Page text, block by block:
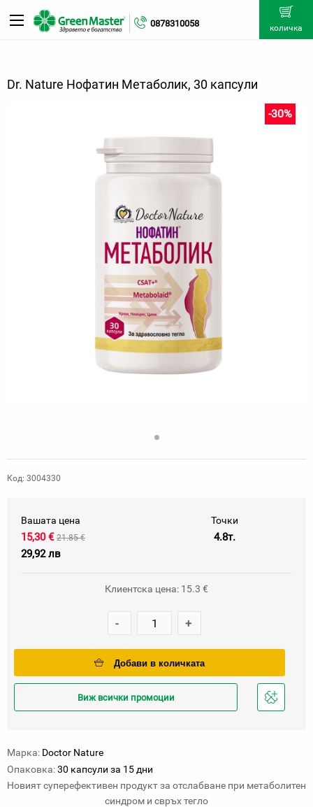
0878310058 количка
Dr. Nature Нофатин Метаболик, 30 капсули
-30%
Код: 3004330
Вашата цена
15,30 € 21.85 €
29,92 лв
Точки
4.8т.
Клиентска цена: 15.3 €
- +
Добави в количката
Виж всички промоции
Добави
Марка: Doctor Nature
Опаковка:30 капсули за 15 дни
Новият суперефективен продукт за отслабване при метаболитен
синдром и свръх тегло